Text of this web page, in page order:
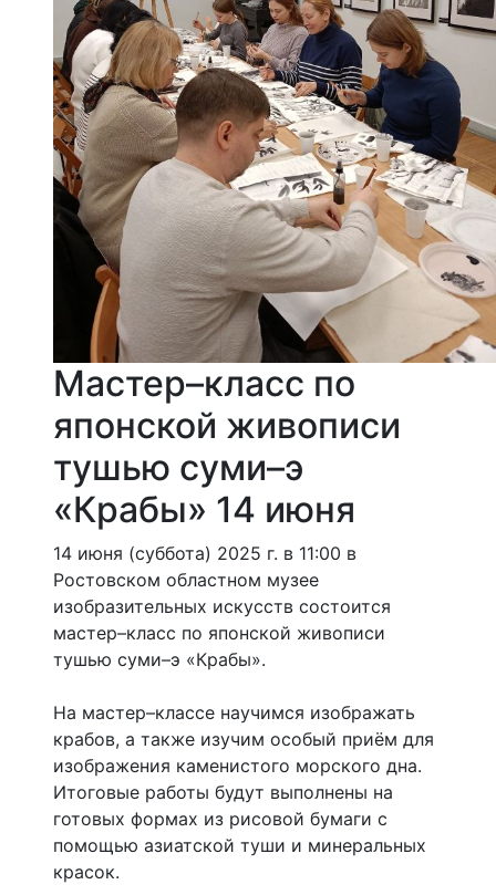
Мастер–класс по
японской живописи
тушью суми–э
«Крабы» 14 июня
14 июня (суббота) 2025 г. в 11:00 в
Ростовском областном музее
изобразительных искусств состоится
мастер–класс по японской живописи
тушью суми–э «Крабы».
На мастер–классе научимся изображать
крабов, а также изучим особый приём для
изображения каменистого морского дна.
Итоговые работы будут выполнены на
готовых формах из рисовой бумаги с
помощью азиатской туши и минеральных
красок.